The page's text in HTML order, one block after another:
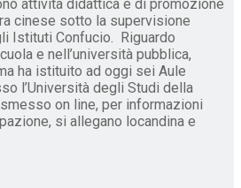
attività didattica e di promozione
cinese sotto la supervisione
Istituti Confucio. Riguardo
e nell’università pubblica,
ha istituito ad oggi sei Aule
l’Università degli Studi della
on line, per informazioni
si allegano locandina e